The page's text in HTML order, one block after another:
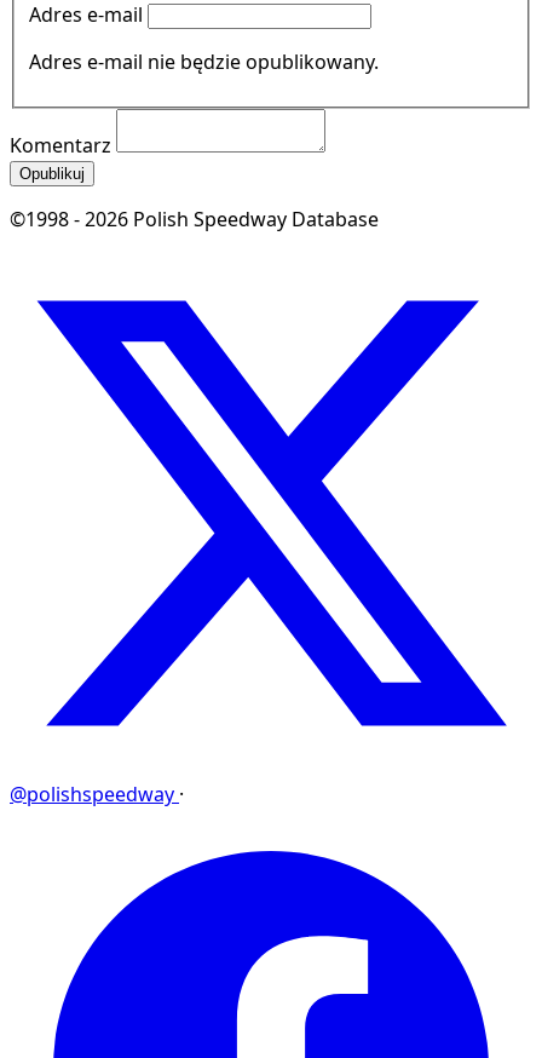
Adres e-mail
Adres e-mail nie będzie opublikowany.
Komentarz
Opublikuj
©1998 - 2026 Polish Speedway Database
@polishspeedway ·